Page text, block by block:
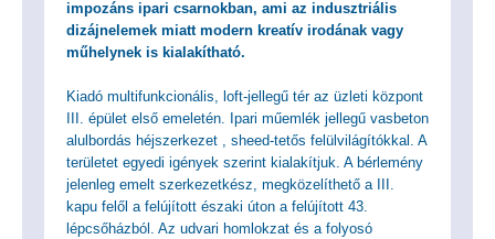
impozáns ipari csarnokban, ami az indusztriális
dizájnelemek miatt modern kreatív irodának vagy
műhelynek is kialakítható.
Kiadó multifunkcionális, loft-jellegű tér az üzleti központ
III. épület első emeletén. Ipari műemlék jellegű vasbeton
alulbordás héjszerkezet , sheed-tetős felülvilágítókkal. A
területet egyedi igények szerint kialakítjuk. A bérlemény
jelenleg emelt szerkezetkész, megközelíthető a III.
kapu felől a felújított északi úton a felújított 43.
lépcsőházból. Az udvari homlokzat és a folyosó